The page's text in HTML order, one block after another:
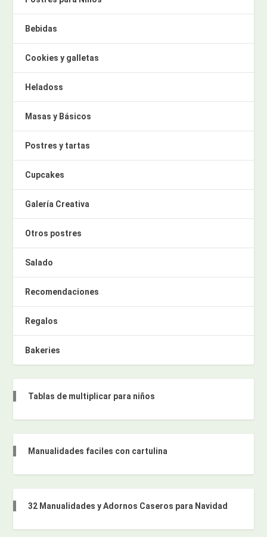
Bebidas
Cookies y galletas
Heladoss
Masas y Básicos
Postres y tartas
Cupcakes
Galería Creativa
Otros postres
Salado
Recomendaciones
Regalos
Bakeries
Tablas de multiplicar para niños
Manualidades faciles con cartulina
32 Manualidades y Adornos Caseros para Navidad